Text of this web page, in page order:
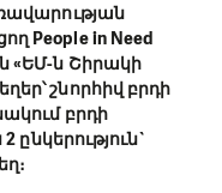
People in Need
«ԵՄ-ն Շիրակի
շնորհիվ բրդի
բրդի
ընկերություն`